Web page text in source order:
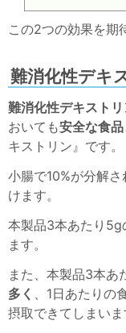
この2つの効果を期
難消化性デキ
難消化性デキスト
おいても安全な食品
キストリン』です。
小腸で10%が分解
けます。
本製品3本あたり5g
ます。
また、本製品3本あ
多く
、1日あたり
摂取できてしまいま